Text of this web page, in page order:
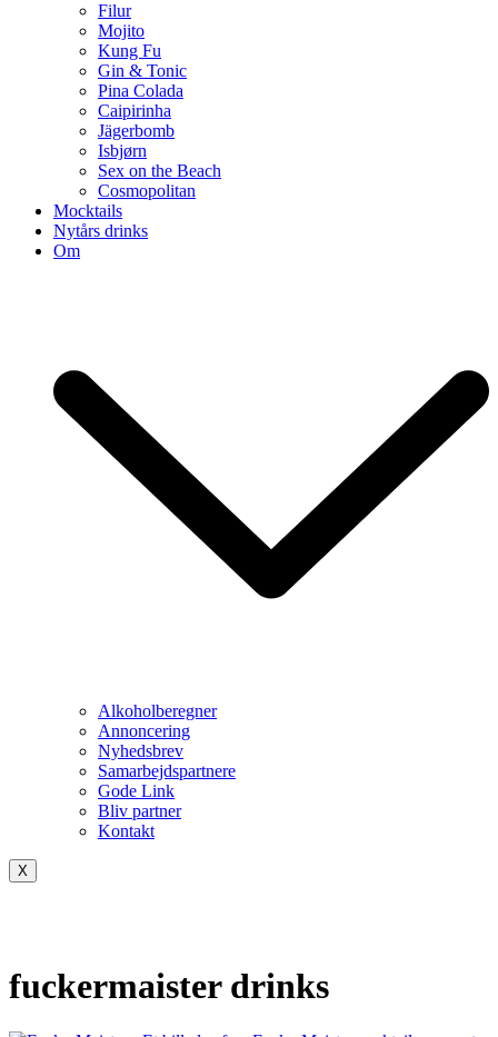
Filur
Mojito
Kung Fu
Gin & Tonic
Pina Colada
Caipirinha
Jägerbomb
Isbjørn
Sex on the Beach
Cosmopolitan
Mocktails
Nytårs drinks
Om
Alkoholberegner
Annoncering
Nyhedsbrev
Samarbejdspartnere
Gode Link
Bliv partner
Kontakt
X
fuckermaister drinks